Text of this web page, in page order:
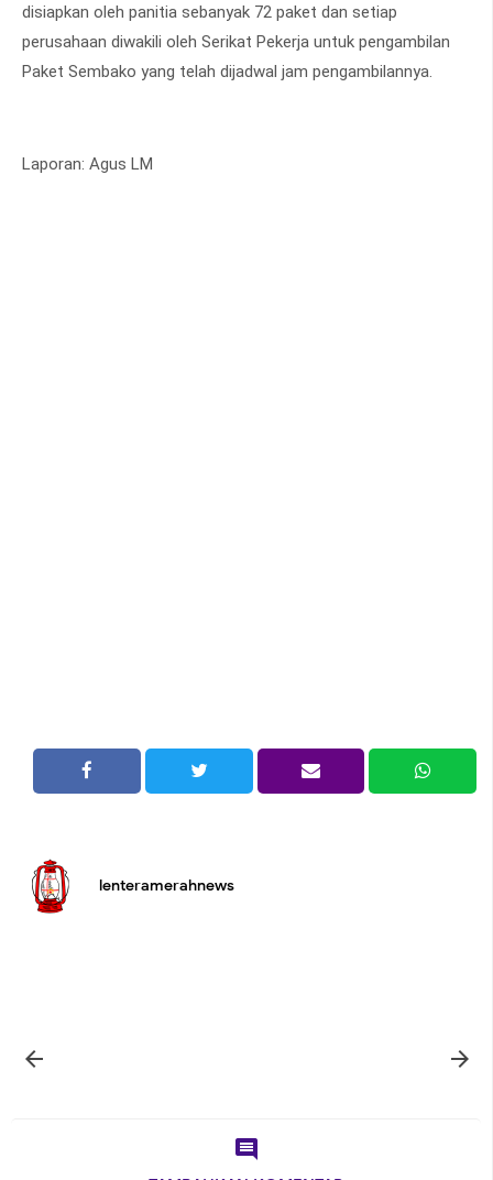
disiapkan oleh panitia sebanyak 72 paket dan setiap
perusahaan diwakili oleh Serikat Pekerja untuk pengambilan
Paket Sembako yang telah dijadwal jam pengambilannya.
Laporan: Agus LM
lenteramerahnews
 
